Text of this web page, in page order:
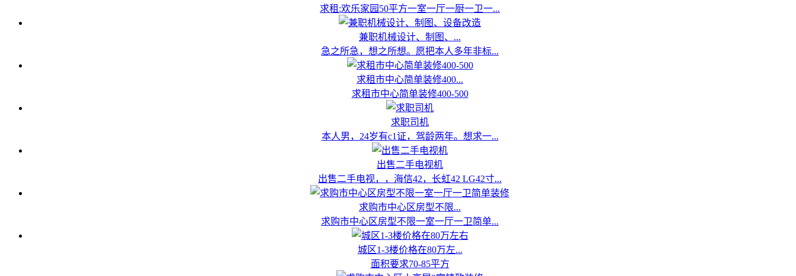
求租:欢乐家园50平方一室一厅一厨一卫一...
兼职机械设计、制图、...
急之所急，想之所想。愿把本人多年非标...
求租市中心简单装修400...
求租市中心简单装修400-500
求职司机
本人男，24岁有c1证，驾龄两年。想求一...
出售二手电视机
出售二手电视，，海信42，长虹42 LG42寸...
求购市中心区房型不限...
求购市中心区房型不限一室一厅一卫简单...
城区1-3楼价格在80万左...
面积要求70-85平方